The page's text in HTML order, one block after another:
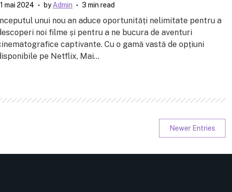
mai 2024 byAdmin 3 min read
unui nou an aduce oportunități nelimitate pentru a
noi filme și pentru a ne bucura de aventuri
captivante. Cu o gamă vastă de opțiuni
pe Netflix, Mai...
Newer Entries